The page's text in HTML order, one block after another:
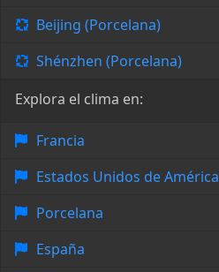
Beijing (Porcelana)
Shénzhen (Porcelana)
Explora el clima en:
Francia
Estados Unidos de América
Porcelana
España